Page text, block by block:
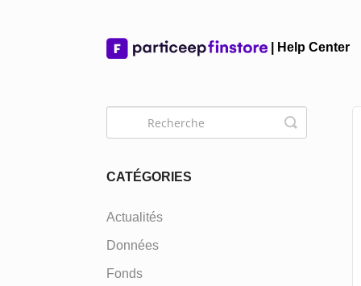
Toggle
Search
CATÉGORIES
Actualités
Données
Fonds